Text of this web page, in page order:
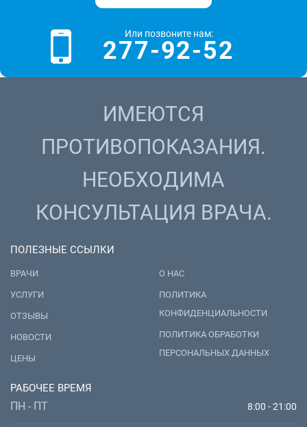
Или позвоните нам:
277-92-52
ИМЕЮТСЯ
ПРОТИВОПОКАЗАНИЯ.
НЕОБХОДИМА
КОНСУЛЬТАЦИЯ ВРАЧА.
ПОЛЕЗНЫЕ ССЫЛКИ
ВРАЧИ
УСЛУГИ
ОТЗЫВЫ
НОВОСТИ
ЦЕНЫ
О НАС
ПОЛИТИКА
КОНФИДЕНЦИАЛЬНОСТИ
ПОЛИТИКА ОБРАБОТКИ
ПЕРСОНАЛЬНЫХ ДАННЫХ
РАБОЧЕЕ ВРЕМЯ
ПН - ПТ 8:00 - 21:00